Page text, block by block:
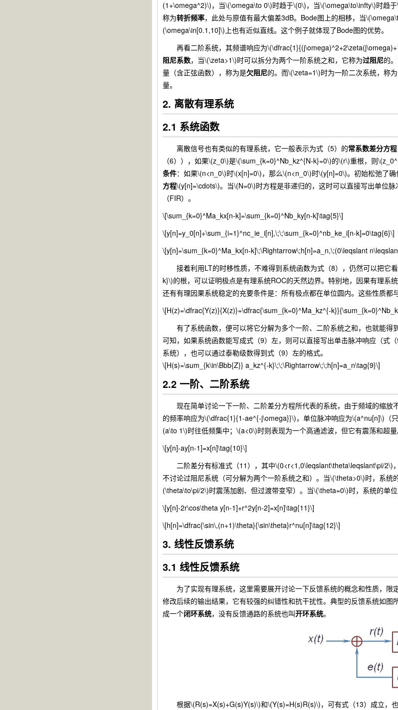
(1+\omega^2)\)，当\(\omega\to 0\)时趋于\(0\)，当\(\omega\to\infty\)时趋
称为转折频率，此处与原值有最大偏差3dB。Bode图上的相移，当
(\omega\in[0.1,10]\)上也有近似直线。这个例子就体现了Bode图的优势。
再看二阶系统，其频谱响应为
阻尼系数，当\(\zeta>1\)时可以拆分为两个一阶系统之和，它称为过阻尼的
量（含正弦函数），称为是欠阻尼的。而\(\zeta=1\)时为一阶二次系统，称为
量。
2. 离散有理系统
2.1 系统函数
离散信号也有类似的有理系统，它一般表示为式（5）的常系数差分方程
（6）），如果\(z_0\)是\(\sum_{k=0}^Nb_kz^{N-k}=0\)的\(r\)重根，则
条件：如果\(n<n_0\)时\(x[n]=0\)，那么\(n<n_0\)时\(y[n]=0\)。初始松弛了
方程\(y[n]=\cdots\)。当\(N=0\)时方程是非递归的，这时可以直接写出单位
（FIR）。
\[\sum_{k=0}^Ma_kx[n-k]=\sum_{k=0}^Nb_ky[n-k]\tag{5}\]
\[y[n]=y_0[n]+\sum_{i=1}^nc_ie_i[n],\;\;\sum_{k=0}^nb_ke_i[n-k]=0\tag{6}\]
\[y[n]=\sum_{k=0}^Ma_kx[n-k]\;\Rightarrow\;h[n]=a_n,\;(0\leqslant
接着利用LT的时移性质，不难得到系统函数为式（8），仍然可以把它
k}\)的根，可以证明极点是有理系统ROC的天然边界。特别地，因果有理系
还有有理因果系统稳定的充要条件是：所有极点都在单位圆内。这些性质都
\[H(z)=\dfrac{Y(z)}{X(z)}=\dfrac{\sum_{k=0}^Ma_kz^{-
有了系统函数，便可以将它分解为多个一阶、二阶系统之和，也就能得
可知，如果系统函数能写成式（9）左，则可以直接写出单击脉冲响应（式
系统），也可以通过泰勒级数得到式（9）左的格式。
\[H(s)=\sum_{k\in\Bbb{Z}} a_kz^{-k}\;\;\Rightarrow\;\;h[n]=a_n\tag{9}\]
2.2 一阶、二阶系统
现在简单讨论一下一阶、二阶差分方程所代表的系统，由于频域的缩放
的频率响应为\(\dfrac{1}{1-ae^{-j\omega}}\)，单位脉冲响应为\(a^nu[n]\)（
(a\to 1\)时往低频集中；\(a<0\)时则表现为一个高通滤波，但它有震荡和超量
\[y[n]-ay[n-1]=x[n]\tag{10}\]
二阶差分有标准式（11），其中\(0<r<1,0\leqslant\theta\leqslant\pi/2\)
不讨论过阻尼系统（可分解为两个一阶系统之和）。当\(\theta>0\)时，系
(\theta\to\pi/2\)时震荡加剧、但过渡带变窄）。当\(\theta=0\)时，系统的单
\[y[n]-2r\cos\theta y[n-1]+r^2y[n-2]=x[n]\tag{11}\]
\[h[n]=\dfrac{\sin\,(n+1)\theta}{\sin\theta}r^nu[n]\tag{12}\]
3. 线性反馈系统
3.1 线性反馈系统
为了实现有理系统，这里需要展开讨论一下反馈系统的概念和性质，限
修改后续的输出结果，它有较强的纠错性和抗干扰性。典型的反馈系统如
成一个闭环系统，没有反馈通路的系统也叫开环系统。
根据\(R(s)=X(s)+G(s)Y(s)\)和\(Y(s)=H(s)R(s)\)，可有式（13）成立，